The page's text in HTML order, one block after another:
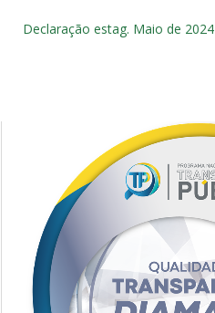
Declaração estag. Maio de 2024